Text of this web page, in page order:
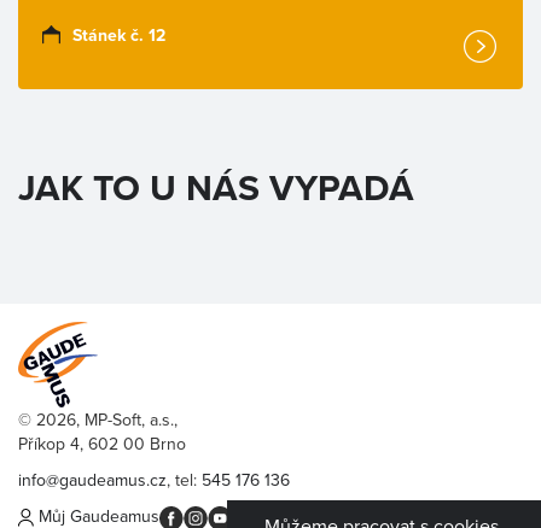
Stánek č. 12
JAK TO U NÁS VYPADÁ
© 2026, MP-Soft, a.s.,
Příkop 4, 602 00 Brno
info@gaudeamus.cz, tel: 545 176 136
Můj Gaudeamus